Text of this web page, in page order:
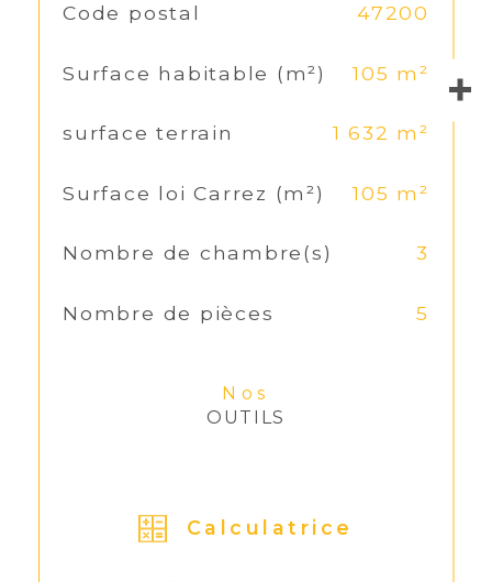
TRAD_SIROCCO_Caracteristique Valeurs
Code postal 47200
Surface habitable (m²) 105 m²
surface terrain 1 632 m²
Surface loi Carrez (m²) 105 m²
Nombre de chambre(s) 3
Nombre de pièces 5
Nos
OUTILS
Calculatrice